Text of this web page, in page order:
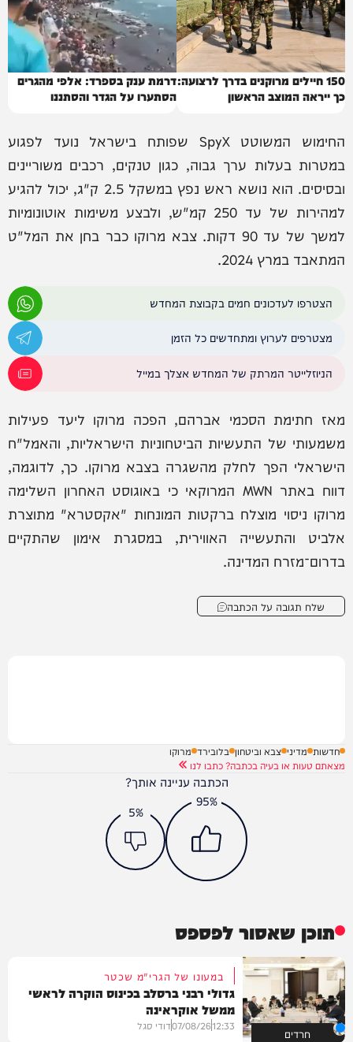
150 חיילים מרוקנים בדרך לרצועה:
כך ייראה המוצב הראשון
דרמת ענק בספרד: אלפי מהגרים
הסתערו על הגדר והסתננו
החימוש המשוטט SpyX שפותח בישראל נועד לפגוע
במטרות בעלות ערך גבוה, כגון טנקים, רכבים משוריינים
ובסיסים. הוא נושא ראש נפץ במשקל 2.5 ק"ג, יכול להגיע
למהירות של עד 250 קמ"ש, ולבצע משימות אוטונומיות
למשך של עד 90 דקות. צבא מרוקו כבר בחן את המל"ט
המתאבד במרץ 2024.
הצטרפו לעדכונים חמים בקבוצת המחדש
מצטרפים לערוץ ומתחדשים כל הזמן
הניוזלייטר המרתק של המחדש אצלך במייל
מאז חתימת הסכמי אברהם, הפכה מרוקו ליעד פעילות
משמעותי של התעשיות הביטחוניות הישראליות, והאמל"ח
הישראלי הפך לחלק מהשגרה בצבא מרוקו. כך, לדוגמה,
דווח באתר MWN המרוקאי כי באוגוסט האחרון השלימה
מרוקו ניסוי מוצלח ברקטות המונחות "אקסטרא" מתוצרת
אלביט והתעשייה האווירית, במסגרת אימון שהתקיים
בדרום־מזרח המדינה.
שלח תגובה על הכתבה
חדשות מדיני צבא וביטחון בלובירד מרוקו
מצאתם טעות או בעיה בכתבה? כתבו לנו
הכתבה עניינה אותך?
95%
5%
תוכן שאסור לפספס
חרדים
במעונו של הגרי"מ שכטר
גדולי רבני ברסלב בכינוס הוקרה לראשי
ממשל אוקראינה
12:33
07/08/26דודי סגל